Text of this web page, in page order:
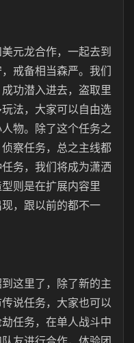
元龙合作，一起去到
戒备相当森严。我们
功潜入进去，盗取里
法，大家可以自由选
物。除了这个任务之
察任务，总之主线都
务，我们将成为潇洒
则是在扩展内容里
，跟以前的都不一
这里了，除了新的主
说任务，大家也可以
任务，在单人战斗中